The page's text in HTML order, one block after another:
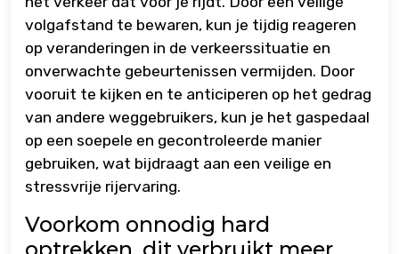
volgafstand te bewaren, kun je tijdig reageren
op veranderingen in de verkeerssituatie en
onverwachte gebeurtenissen vermijden. Door
vooruit te kijken en te anticiperen op het gedrag
van andere weggebruikers, kun je het gaspedaal
op een soepele en gecontroleerde manier
gebruiken, wat bijdraagt aan een veilige en
stressvrije rijervaring.
Voorkom onnodig hard